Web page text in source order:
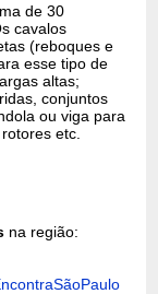
de 30
cavalos
(reboques e
esse tipo de
altas;
conjuntos
ou viga para
etc.
na região: